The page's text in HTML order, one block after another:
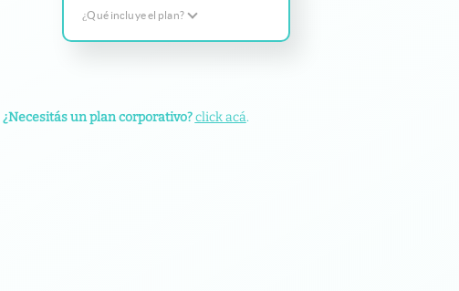
¿Qué incluye el plan?
¿Necesitás un plan corporativo?click acá.